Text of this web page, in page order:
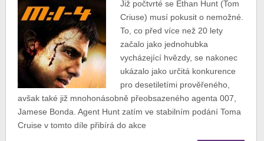
Již počtvrté se Ethan Hunt (Tom
Criuse) musí pokusit o nemožné.
To, co před více než 20 lety
začalo jako jednohubka
vycházející hvězdy, se nakonec
ukázalo jako určitá konkurence
pro desetiletími prověřeného,
avšak také již mnohonásobně přeobsazeného agenta 007,
Jamese Bonda. Agent Hunt zatím ve stabilním podání Toma
Cruise v tomto díle přibírá do akce